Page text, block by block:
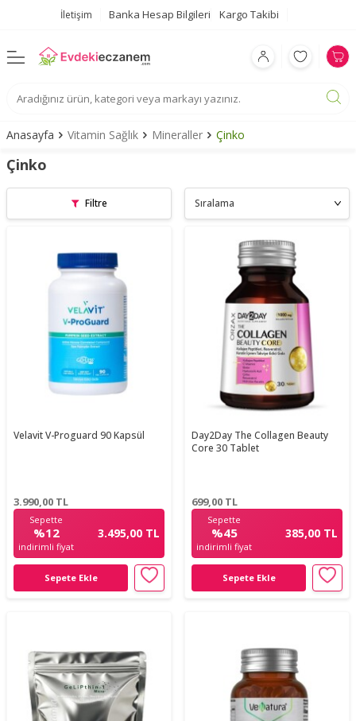
İletişim Banka Hesap Bilgileri Kargo Takibi
Anasayfa Vitamin Sağlık Mineraller Çinko
Çinko
Filtre
Velavit V-Proguard 90 Kapsül
3.990,00 TL
Sepette
%12
indirimli fiyat
3.495,00 TL
Sepete Ekle
Day2Day The Collagen Beauty
Core 30 Tablet
699,00 TL
Sepette
%45
indirimli fiyat
385,00 TL
Sepete Ekle